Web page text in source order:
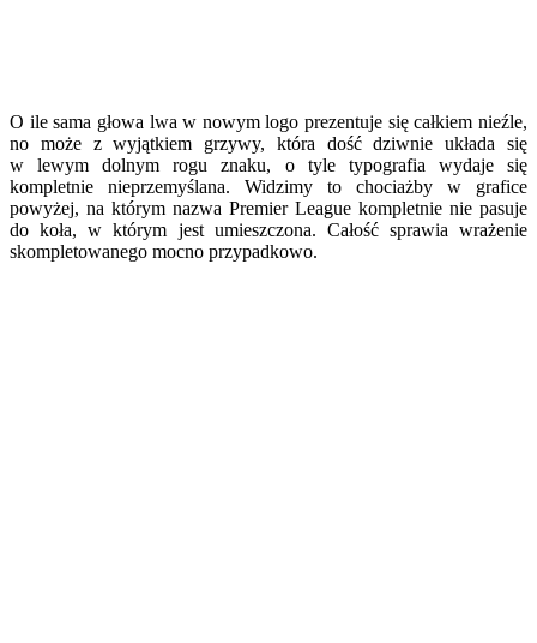
O ile sama głowa lwa w nowym logo prezentuje się całkiem nieźle,
no może z wyjątkiem grzywy, która dość dziwnie układa się
w lewym dolnym rogu znaku, o tyle typografia wydaje się
kompletnie nieprzemyślana. Widzimy to chociażby w grafice
powyżej, na którym nazwa Premier League kompletnie nie pasuje
do koła, w którym jest umieszczona. Całość sprawia wrażenie
skompletowanego mocno przypadkowo.